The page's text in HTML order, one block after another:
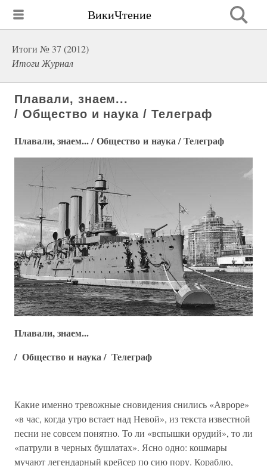
ВикиЧтение
Итоги № 37 (2012)
Итоги Журнал
Плавали, знаем...
/ Общество и наука / Телеграф
Плавали, знаем... / Общество и наука / Телеграф
Плавали, знаем...
/ Общество и наука/ Телеграф
Какие именно тревожные сновидения снились «Авроре»
«в час, когда утро встает над Невой», из текста известной
песни не совсем понятно. То ли «вспышки орудий», то ли
«патрули в черных бушлатах». Ясно одно: кошмары
мучают легендарный крейсер по сию пору. Кораблю,